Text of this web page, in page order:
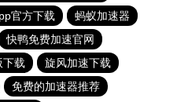
官方下载
蚂蚁加速器
快鸭免费加速官网
下载
旋风加速下载
免费的加速器推荐